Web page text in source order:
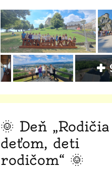
🌞 Deň „Rodičia
deťom, deti
rodičom“ 🌞